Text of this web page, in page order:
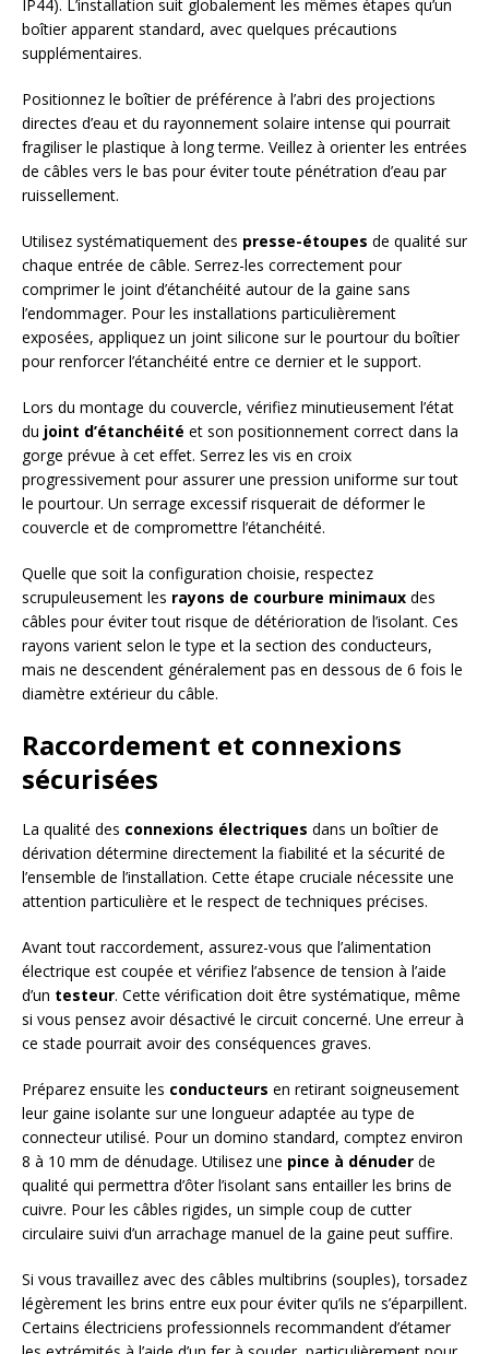
IP44). L’installation suit globalement les mêmes étapes qu’un
boîtier apparent standard, avec quelques précautions
supplémentaires.
Positionnez le boîtier de préférence à l’abri des projections
directes d’eau et du rayonnement solaire intense qui pourrait
fragiliser le plastique à long terme. Veillez à orienter les entrées
de câbles vers le bas pour éviter toute pénétration d’eau par
ruissellement.
Utilisez systématiquement des presse-étoupes de qualité sur
chaque entrée de câble. Serrez-les correctement pour
comprimer le joint d’étanchéité autour de la gaine sans
l’endommager. Pour les installations particulièrement
exposées, appliquez un joint silicone sur le pourtour du boîtier
pour renforcer l’étanchéité entre ce dernier et le support.
Lors du montage du couvercle, vérifiez minutieusement l’état
du joint d’étanchéité et son positionnement correct dans la
gorge prévue à cet effet. Serrez les vis en croix
progressivement pour assurer une pression uniforme sur tout
le pourtour. Un serrage excessif risquerait de déformer le
couvercle et de compromettre l’étanchéité.
Quelle que soit la configuration choisie, respectez
scrupuleusement les rayons de courbure minimaux des
câbles pour éviter tout risque de détérioration de l’isolant. Ces
rayons varient selon le type et la section des conducteurs,
mais ne descendent généralement pas en dessous de 6 fois le
diamètre extérieur du câble.
Raccordement et connexions
sécurisées
La qualité des connexions électriques dans un boîtier de
dérivation détermine directement la fiabilité et la sécurité de
l’ensemble de l’installation. Cette étape cruciale nécessite une
attention particulière et le respect de techniques précises.
Avant tout raccordement, assurez-vous que l’alimentation
électrique est coupée et vérifiez l’absence de tension à l’aide
d’un testeur. Cette vérification doit être systématique, même
si vous pensez avoir désactivé le circuit concerné. Une erreur à
ce stade pourrait avoir des conséquences graves.
Préparez ensuite les conducteurs en retirant soigneusement
leur gaine isolante sur une longueur adaptée au type de
connecteur utilisé. Pour un domino standard, comptez environ
8 à 10 mm de dénudage. Utilisez une pince à dénuder de
qualité qui permettra d’ôter l’isolant sans entailler les brins de
cuivre. Pour les câbles rigides, un simple coup de cutter
circulaire suivi d’un arrachage manuel de la gaine peut suffire.
Si vous travaillez avec des câbles multibrins (souples), torsadez
légèrement les brins entre eux pour éviter qu’ils ne s’éparpillent.
Certains électriciens professionnels recommandent d’étamer